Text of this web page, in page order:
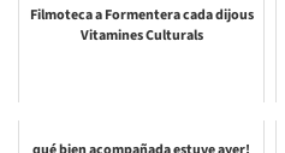
Filmoteca a Formentera cada dijous
Vitamines Culturals